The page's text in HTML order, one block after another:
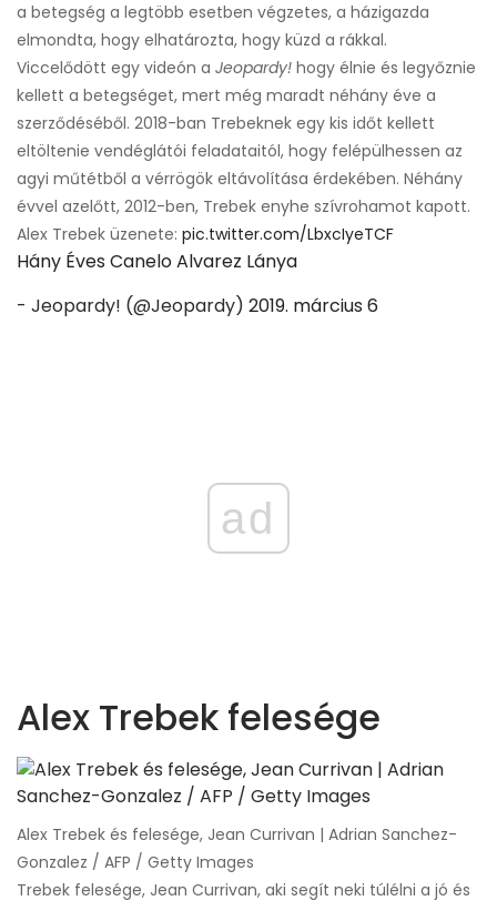
a betegség a legtöbb esetben végzetes, a házigazda
elmondta, hogy elhatározta, hogy küzd a rákkal.
Viccelődött egy videón a Jeopardy! hogy élnie és legyőznie
kellett a betegséget, mert még maradt néhány éve a
szerződéséből. 2018-ban Trebeknek egy kis időt kellett
eltöltenie vendéglátói feladataitól, hogy felépülhessen az
agyi műtétből a vérrögök eltávolítása érdekében. Néhány
évvel azelőtt, 2012-ben, Trebek enyhe szívrohamot kapott.
Alex Trebek üzenete: pic.twitter.com/LbxcIyeTCF
Hány Éves Canelo Alvarez Lánya
- Jeopardy! (@Jeopardy) 2019. március 6
ad
Alex Trebek felesége
Alex Trebek és felesége, Jean Currivan | Adrian Sanchez-
Gonzalez / AFP / Getty Images
Trebek felesége, Jean Currivan, aki segít neki túlélni a jó és